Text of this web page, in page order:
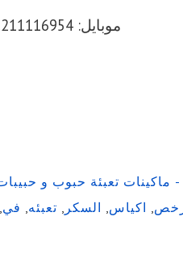
موبايل: 01211116954 – – 01211116956 – – 01211116958
اكياس السكر تعبئه في